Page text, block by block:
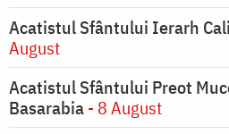
Acatistul Sfântului Ierarh
August
Acatistul Sfântului Preot
Basarabia- 8 August